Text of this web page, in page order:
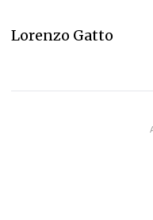
Lorenzo Gatto